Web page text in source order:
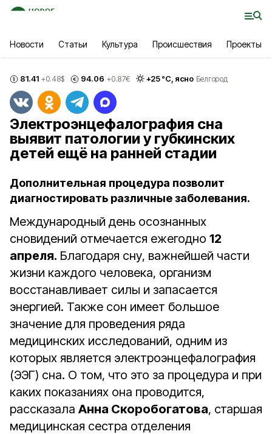
Новости Статьи Культура Происшествия Проекты
81.41 +0.48$ 94.06 +0.87€ +25°С, ясно Белгород
Электроэнцефалография сна
выявит патологии у губкинских
детей ещё на ранней стадии
Дополнительная процедура позволит
диагностировать различные заболевания.
Международный день осознанных
сновидений отмечается ежегодно 12
апреля. Благодаря сну, важнейшей части
жизни каждого человека, организм
восстанавливает силы и запасается
энергией. Также сон имеет большое
значение для проведения ряда
медицинских исследований, одним из
которых является электроэнцефалография
(ЭЭГ) сна. О том, что это за процедура и при
каких показаниях она проводится,
рассказала Анна Скоробогатова, старшая
медицинская сестра отделения